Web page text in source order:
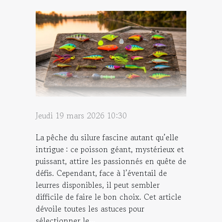
Jeudi 19 mars 2026 10:30
La pêche du silure fascine autant qu’elle
intrigue : ce poisson géant, mystérieux et
puissant, attire les passionnés en quête de
défis. Cependant, face à l’éventail de
leurres disponibles, il peut sembler
difficile de faire le bon choix. Cet article
dévoile toutes les astuces pour